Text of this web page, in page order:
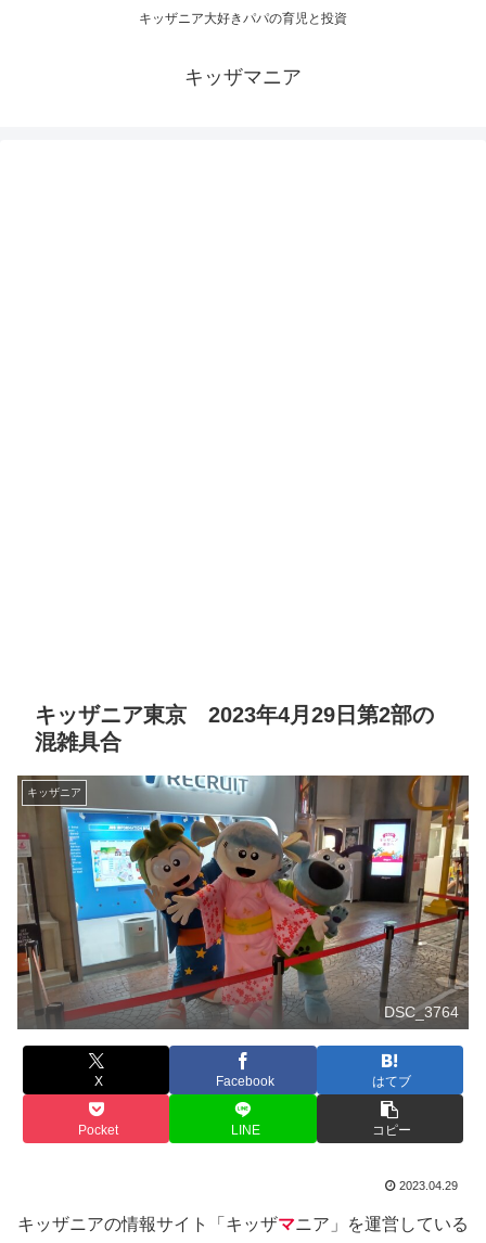
キッザニア大好きパパの育児と投資
キッザマニア
キッザニア東京 2023年4月29日第2部の
混雑具合
キッザニア
DSC_3764
X Facebook はてブ
Pocket LINE コピー
2023.04.29
キッザニアの情報サイト「キッザマニア」を運営している